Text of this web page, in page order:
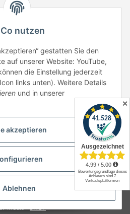
widerrufen
zzgl.Versand
(2006-2026)
Design & Motivpapier -
Made in Germany
Media -SHOP
✕
nutzen
gestatten Sie den
auf unserer Website: YouTube,
die Einstellung jederzeit
links unten). Weitere Details
und in unserer
akzeptieren
Ablehnen